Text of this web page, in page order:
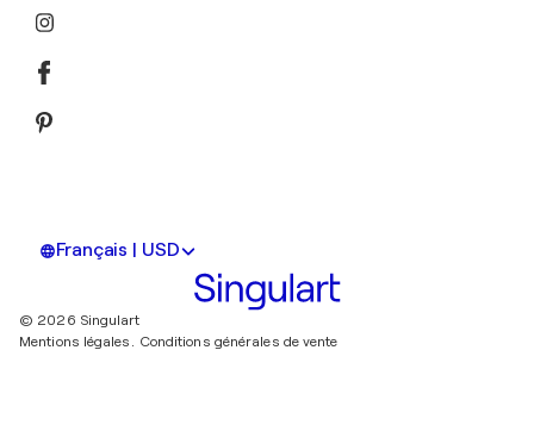
Français | USD
© 2026 Singulart
Mentions légales. Conditions générales de vente